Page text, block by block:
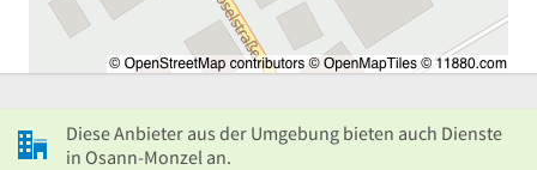
Diese Anbieter aus der Umgebung bieten auch Dienste
in Osann-Monzel an.